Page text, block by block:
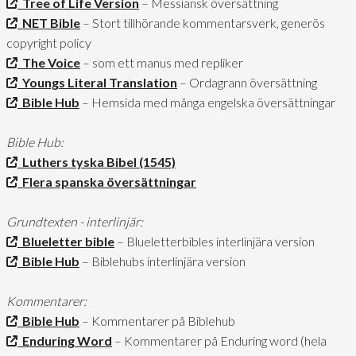
NET Bible – Stort tillhörande kommentarsverk, generös
copyright policy
The Voice – som ett manus med repliker
Youngs Literal Translation – Ordagrann översättning
Bible Hub – Hemsida med många engelska översättningar
Bible Hub:
Luthers tyska Bibel (1545)
Flera spanska översättningar
Grundtexten - interlinjär:
Blueletter bible – Blueletterbibles interlinjära version
Bible Hub – Biblehubs interlinjära version
Kommentarer:
Bible Hub – Kommentarer på Biblehub
Enduring Word – Kommentarer på Enduring word (hela